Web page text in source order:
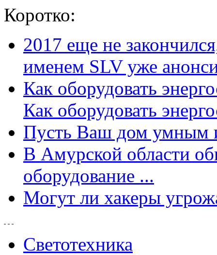
Коротко:
2017 еще не
именем SLV уже
Как оборудовать
Как оборудовать
Пусть Ваш дом умным
В Амурской области
оборудование ...
Могут ли хакеры
Светотехника